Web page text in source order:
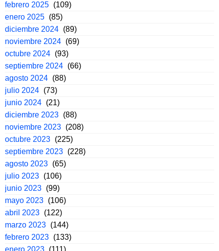
febrero 2025 (109)
enero 2025 (85)
diciembre 2024 (89)
noviembre 2024 (69)
octubre 2024 (93)
septiembre 2024 (66)
agosto 2024 (88)
julio 2024 (73)
junio 2024 (21)
diciembre 2023 (88)
noviembre 2023 (208)
octubre 2023 (225)
septiembre 2023 (228)
agosto 2023 (65)
julio 2023 (106)
junio 2023 (99)
mayo 2023 (106)
abril 2023 (122)
marzo 2023 (144)
febrero 2023 (133)
enero 2023 (111)